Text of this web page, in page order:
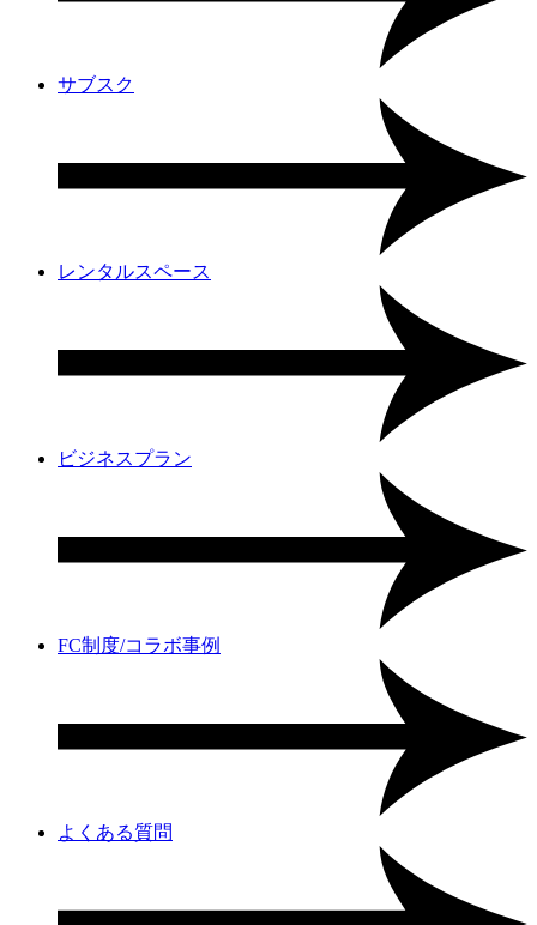
サブスク
レンタルスペース
ビジネスプラン
FC制度/コラボ事例
よくある質問